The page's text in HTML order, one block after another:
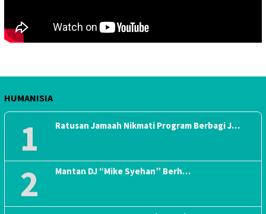
HUMANISIA
1 Ratusan Jamaah Nikmati Program Berbagi J…
2 Mantan DJ “Mike Syehan” Berh…